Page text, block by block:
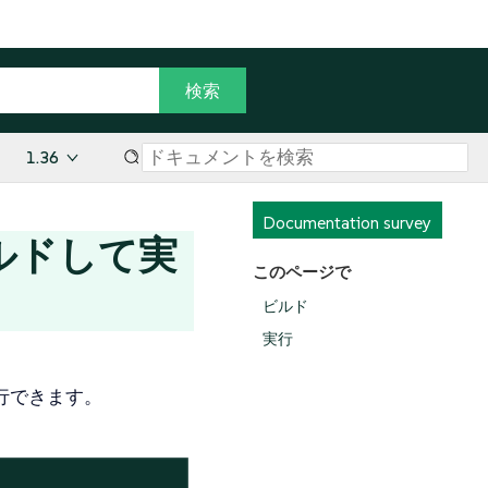
1.36
Documentation survey
このページで
ビルド
実行
ドして実
きます。